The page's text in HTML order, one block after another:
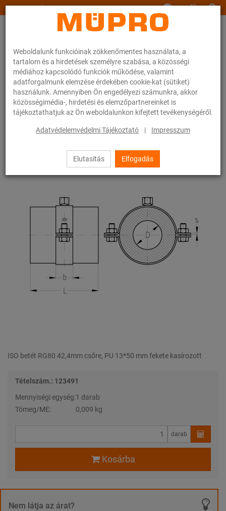
Weboldalunk funkcióinak zökkenőmentes használata, a
tartalom és a hirdetések személyre szabása, a közösségi
médiához kapcsolódó funkciók működése, valamint
adatforgalmunk elemzése érdekében cookie-kat (sütiket)
használunk. Amennyiben Ön engedélyezi számunkra, akkor
közösségimédia-, hirdetési és elemzőpartnereinket is
tájékoztathatjuk az Ön weboldalunkon kifejtett tevékenységéről.
Adatvédelemvédelmi Tájékoztató | Impresszum
Elutasítás Elfogadás
www.muepro.hu
Webáruhàz
0 / 0
ISO betét RG80 42,4mm csőre, PU 13*50 mm fekete kasírozott
Tételszám.: 123491
Mennyiségi egység:1 darab
Tömeg/ME:
0,009 kg
darab
Kosárba
Nem látja az árat?